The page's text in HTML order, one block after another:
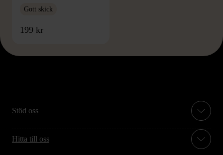
Gott skick
199 kr
Stöd oss
Hitta till oss